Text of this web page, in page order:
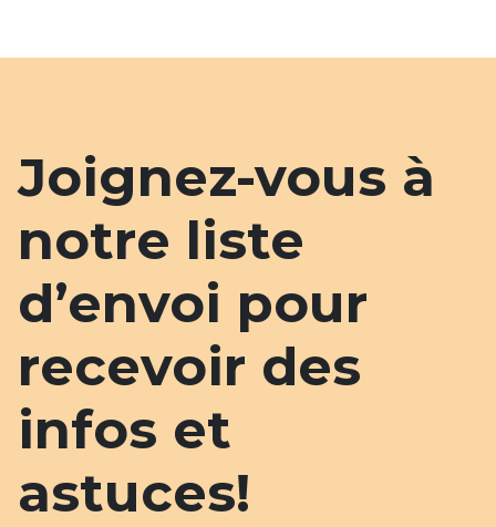
Joignez-vous à
notre liste
d’envoi pour
recevoir des
infos et
astuces!